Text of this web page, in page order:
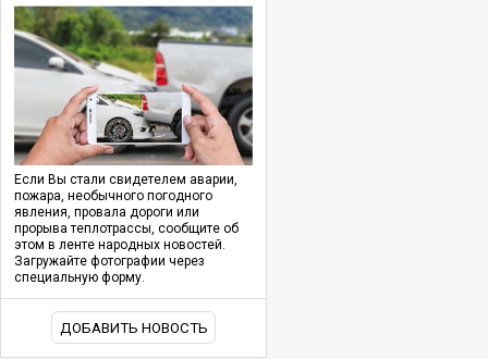
Если Вы стали свидетелем аварии,
пожара, необычного погодного
явления, провала дороги или
прорыва теплотрассы, сообщите об
этом в ленте народных новостей.
Загружайте фотографии через
специальную форму.
ДОБАВИТЬ НОВОСТЬ